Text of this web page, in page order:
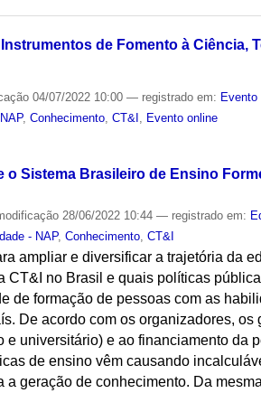
de Fomento à Ciência,
04/07/2022 10:00— registrado em: Evento
,Conhecimento ,CT&I Evento online
o Sistema Brasileiro de Ensino
28/06/2022 10:44— registrado em:
- NAP,Conhecimento ,CT&I
ampliar e diversificar a trajetória da
no Brasil e quais políticas
de formação de pessoas com as
De acordo com os organizadores, os
universitário) e ao financiamento da
de ensino vêm causando
geração de conhecimento. Da